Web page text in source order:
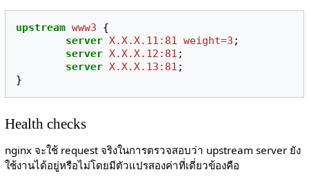
upstream www3
{
server X.X.X.11:81 weight=3 ;
server X.X.X.12:81 ;
server X.X.X.13:81 ;
}
Health checks
nginx จะใช้ request จริงในการตรวจสอบว่า upstream server ยัง
ใช้งานได้อยู่หรือไม่โดยมีตัวแปรสองค่าที่เดี่ยวข้องคือ